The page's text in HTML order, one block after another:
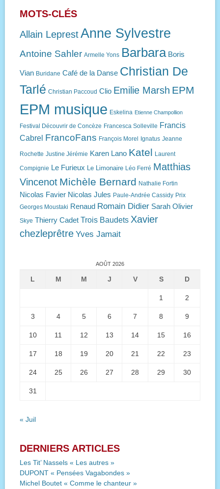
MOTS-CLÉS
Allain LeprestAnne Sylvestre
Antoine Sahler Armelle Yons Barbara Boris
Vian Buridane Café de la Danse Christian De
Tarlé Christian Paccoud Clio Emilie Marsh EPM
EPM musique Eskelina Etienne Champollion
Festival Découvrir de Concèze Francesca Solleville Francis
Cabrel FrancoFans François Morel Ignatus Jeanne
Rochette Justine Jérémie Karen Lano Katel Laurent
Compignie Le Furieux Le Limonaire Léo Ferré Matthias
Vincenot Michèle Bernard Nathalie Fortin
Nicolas Favier Nicolas Jules Paule-Andrée Cassidy Prix
Georges Moustaki Renaud Romain Didier Sarah Olivier
Skye Thierry Cadet Trois Baudets Xavier
chezleprêtre Yves Jamait
AOÛT 2026
L M M J V S D
1 2
3 4 5 6 7 8 9
10 11 12 13 14 15 16
17 18 19 20 21 22 23
24 25 26 27 28 29 30
31
« Juil
DERNIERS ARTICLES
Les Tit’ Nassels « Les autres »
DUPONT « Pensées Vagabondes »
Michel Boutet « Comme le chanteur »